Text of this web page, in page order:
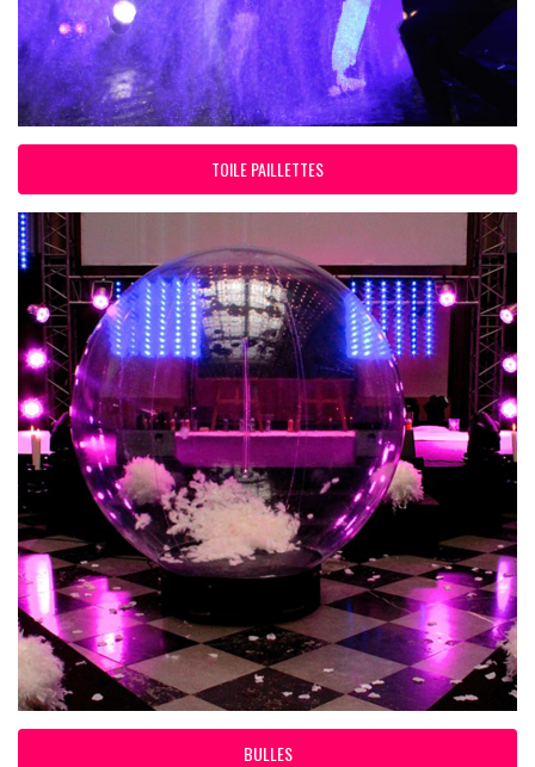
TOILE PAILLETTES
BULLES